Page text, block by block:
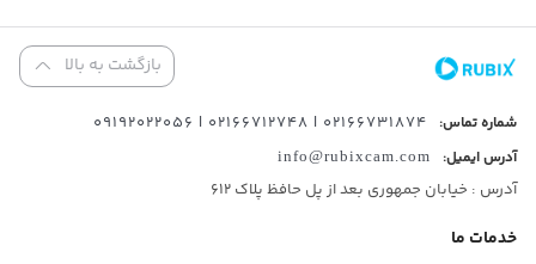
3.8/5(4 دیدگاه ها) بازگشت به بالا
شماره تماس: 02166731874 | 02166712748 | 09192022056
آدرس ایمیل: info@rubixcam.com
آدرس : خیابان جمهوری بعد از پل حافظ پلاک ۶۱۲
خدمات ما